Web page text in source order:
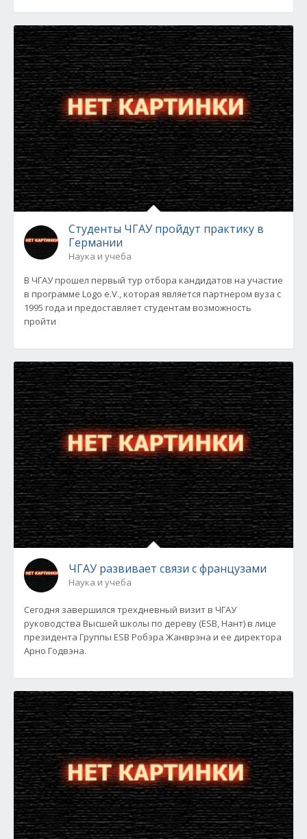
Студенты ЧГАУ пройдут практику в
Германии
Наука и учеба
В ЧГАУ прошел первый тур отбора кандидатов на участие
в программе Logo e.V., которая является партнером вуза с
1995 года и предоставляет студентам возможность
пройти
ЧГАУ развивает связи с французами
Наука и учеба
Сегодня завершился трехдневный визит в ЧГАУ
руководства Высшей школы по дереву (ESB, Нант) в лице
президента Группы ESB Робэра Жанврэна и ее директора
Арно Годвэна.